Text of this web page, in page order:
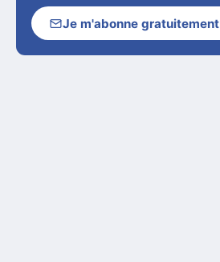
Je m'abonne gratuitement